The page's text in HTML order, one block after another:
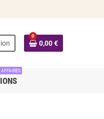
0
0,00 €
AFFAIRES